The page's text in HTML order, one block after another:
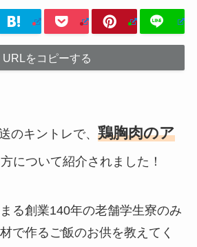
URLをコピーする
のキントレで、 鶏胸肉のア
について紹介されました！
る創業140年の老舗学生寮のみ
で作るご飯のお供を教えてく